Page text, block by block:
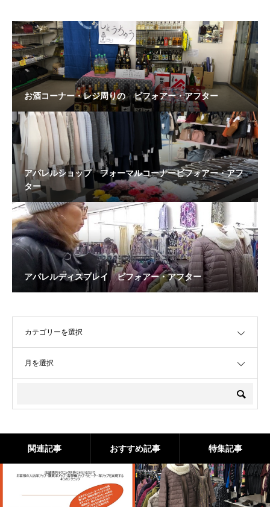
お酒コーナー・レジ周りの ビフォアー・アフター
アパレルショップ フォーマルコーナービフォアー・アフ
ター
アパレルディスプレイ ビフォアー・アフター
関連記事 おすすめ記事 特集記事